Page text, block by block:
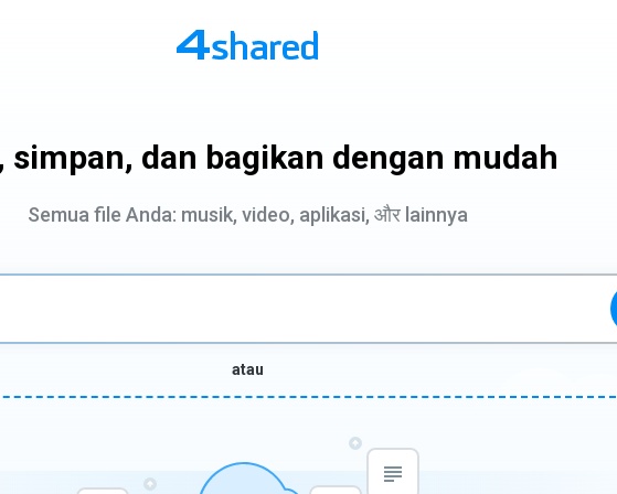
simpan, dan bagikan dengan mudah
Semua file Anda: musik, video, aplikasi, और lainnya
atau